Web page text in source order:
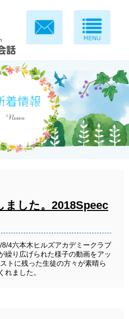
ました。2018Speec
4六本木ヒルズアカデミークラブ
繰り広げられた様子の動画をアッ
トに残った生徒の方々が素晴ら
れました。